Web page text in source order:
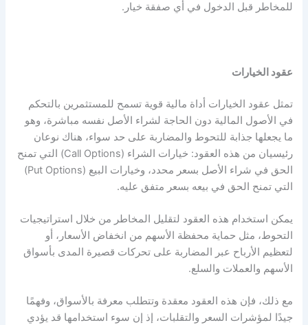
للمخاطر قبل الدخول في أي صفقة خيار.
عقود الخيارات
تمثل عقود الخيارات أداة مالية قوية تسمح للمستثمرين بالتحكم
في الأصول المالية دون الحاجة لشراء الأصل نفسه مباشرة، وهو
ما يجعلها جذابة للتحوط والمضاربة على حد سواء، هناك نوعان
رئيسيان من هذه العقود: خيارات الشراء (Call Options) التي تمنح
الحق في شراء الأصل بسعر محدد، وخيارات البيع (Put Options)
التي تمنح الحق في بيعه بسعر متفق عليه.
يمكن استخدام هذه العقود لتقليل المخاطر من خلال استراتيجيات
التحوط، مثل حماية محفظة الأسهم من انخفاض الأسعار، أو
لتعظيم الأرباح عبر المضاربة على تحركات قصيرة المدى بأسواق
الأسهم والعملات والسلع.
مع ذلك، فإن هذه العقود معقدة وتتطلب معرفة بالأسواق، وفهمًا
جيدًا لمؤشرات السعر والتقلبات، إذ إن سوء استخدامها قد يؤدي